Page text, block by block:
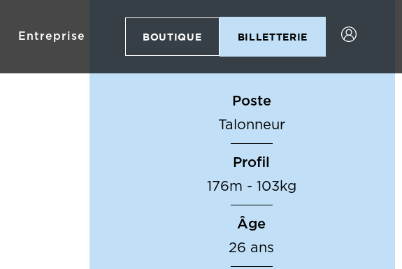
Entreprise BOUTIQUE BILLETTERIE
Poste
Talonneur
Profil
176m - 103kg
Âge
26 ans